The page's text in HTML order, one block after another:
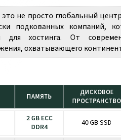
не просто глобальный
подкованных компаний,
для хостинга. От
охватывающего
ПАМЯТЬ
ДИСКОВОЕ
ПРОСТРАНСТВО
2 GB ECC
DDR4
40 GB SSD